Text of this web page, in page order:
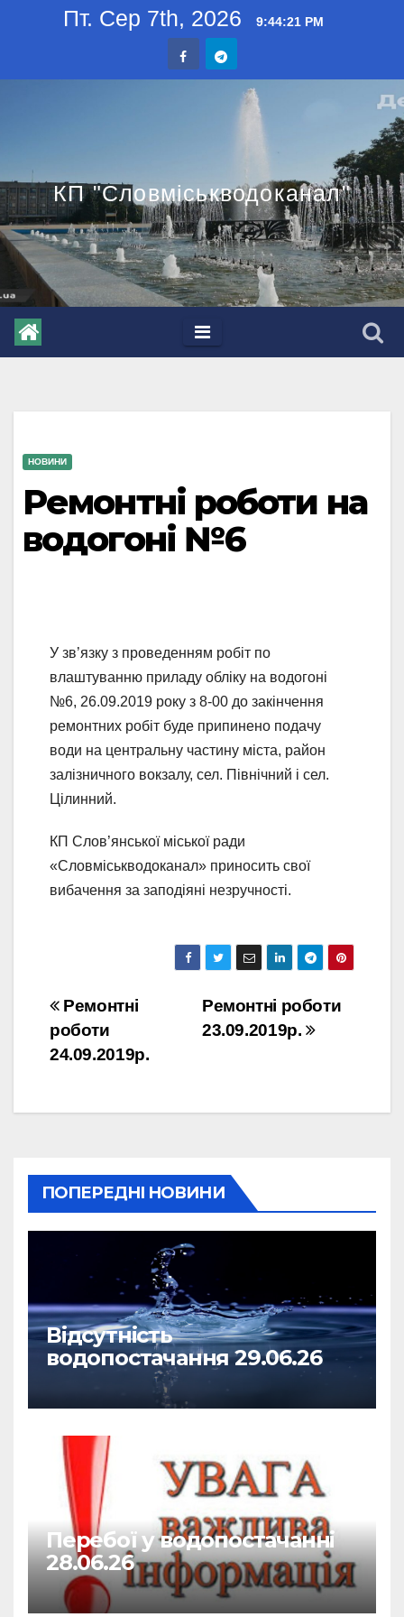
Пт. Сер 7th, 2026 9:44:22 PM
КП "Словміськводоканал"
НОВИНИ
Ремонтні роботи на
водогоні №6
У зв’язку з проведенням робіт по
влаштуванню приладу обліку на водогоні
№6, 26.09.2019 року з 8-00 до закінчення
ремонтних робіт буде припинено подачу
води на центральну частину міста, район
залізничного вокзалу, сел. Північний і сел.
Цілинний.
КП Слов’янської міської ради
«Словміськводоканал» приносить свої
вибачення за заподіяні незручності.
Навігація
записів
Ремонтні роботи
23.09.2019р.
Ремонтні
роботи
24.09.2019р.
ПОПЕРЕДНІ НОВИНИ
Відсутність
водопостачання 29.06.26
Перебої у водопостачанні
28.06.26